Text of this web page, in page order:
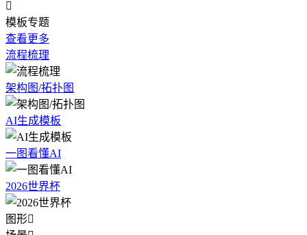

模板专题
查看更多
流程梳理
架构图/拓扑图
AI生成模板
一图看懂AI
2026世界杯
图形